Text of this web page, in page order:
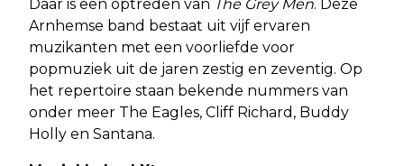
Daar is een optreden van The Grey Men. Deze
Arnhemse band bestaat uit vijf ervaren
muzikanten met een voorliefde voor
popmuziek uit de jaren zestig en zeventig. Op
het repertoire staan bekende nummers van
onder meer The Eagles, Cliff Richard, Buddy
Holly en Santana.